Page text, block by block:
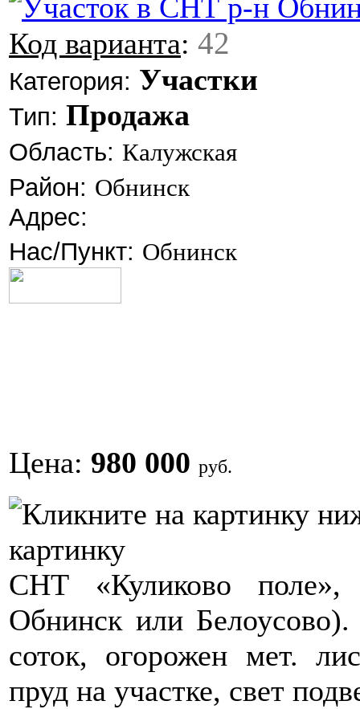
Код варианта: 42
Категория: Участки
Тип: Продажа
Область: Калужская
Район: Обнинск
Адрес:
Нас/Пункт: Обнинск
Цена: 980 000 руб.
картинку
СНТ «Куликово поле»,
Обнинск или
соток, огорожен мет.
пруд на участке, свет